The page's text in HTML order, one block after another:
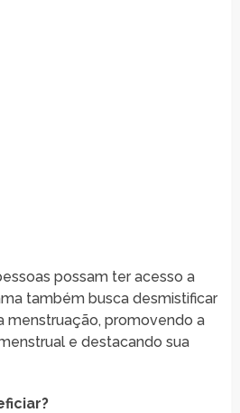
possam ter acesso a
também busca desmistificar
menstruação, promovendo a
e destacando sua